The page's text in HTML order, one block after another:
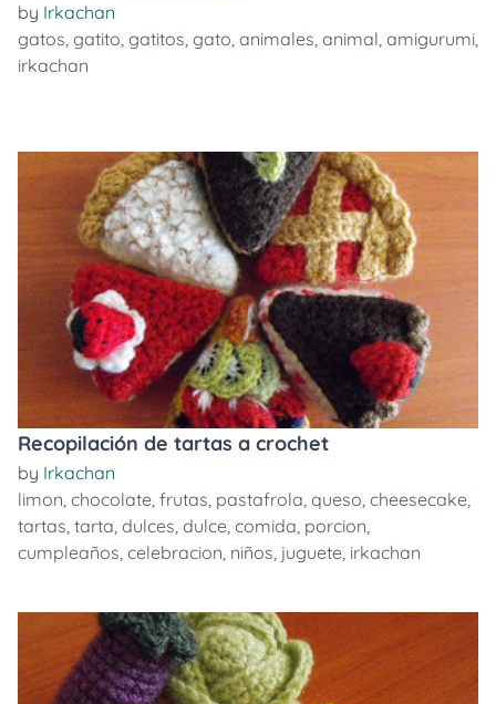
by Irkachan
gatos, gatito, gatitos, gato, animales, animal, amigurumi,
irkachan
Recopilación de tartas a crochet
by Irkachan
limon, chocolate, frutas, pastafrola, queso, cheesecake,
tartas, tarta, dulces, dulce, comida, porcion,
cumpleaños, celebracion, niños, juguete, irkachan